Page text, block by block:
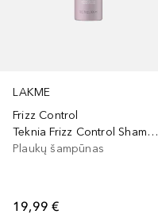
LAKME
Frizz Control
Teknia Frizz Control Shampoo
Plaukų šampūnas
19,99 €